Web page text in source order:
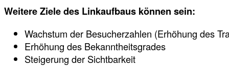
Weitere Ziele des Linkaufbaus können sein:
Wachstum der Besucherzahlen (Erhöhung des
Erhöhung des Bekanntheitsgrades
Steigerung der Sichtbarkeit